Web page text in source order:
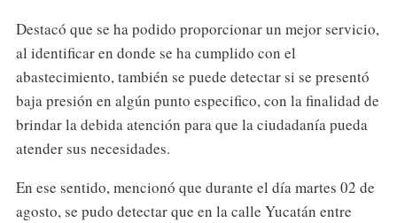
Destacó que se ha podido proporcionar un mejor servicio,
al identificar en donde se ha cumplido con el
abastecimiento, también se puede detectar si se presentó
baja presión en algún punto especifico, con la finalidad de
brindar la debida atención para que la ciudadanía pueda
atender sus necesidades.
En ese sentido, mencionó que durante el día martes 02 de
agosto, se pudo detectar que en la calle Yucatán entre